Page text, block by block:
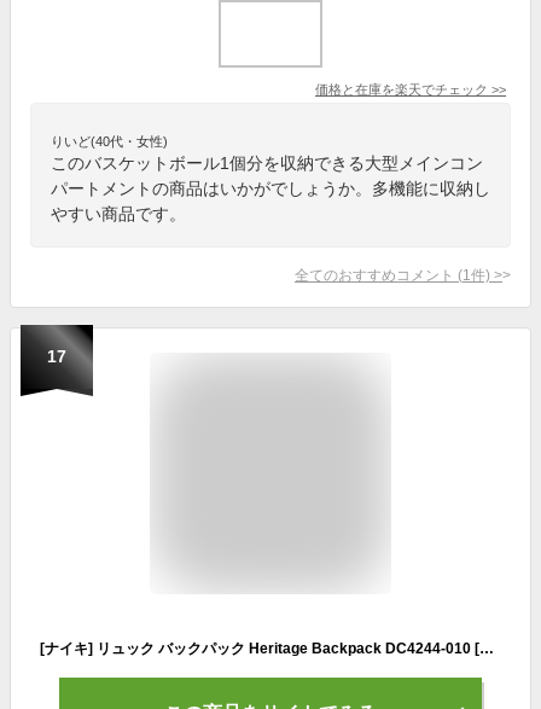
価格と在庫を楽天でチェック >>
りいど(40代・女性)
このバスケットボール1個分を収納できる大型メインコン
パートメントの商品はいかがでしょうか。多機能に収納し
やすい商品です。
全てのおすすめコメント (1 件) >
17
[ナイキ] リュック バックパック Heritage Backpack DC4244-010 [並行輸入品]